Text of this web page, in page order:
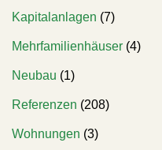
Kapitalanlagen (7)
Mehrfamilienhäuser (4)
Neubau (1)
Referenzen (208)
Wohnungen (3)